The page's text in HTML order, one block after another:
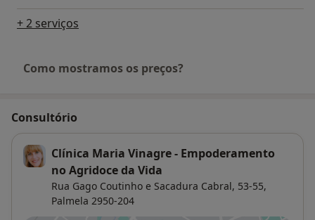
+ 2 serviços
Como mostramos os preços?
Consultório
Clínica Maria Vinagre - Empoderamento
no Agridoce da Vida
Rua Gago Coutinho e Sacadura Cabral, 53-55,
Palmela 2950-204